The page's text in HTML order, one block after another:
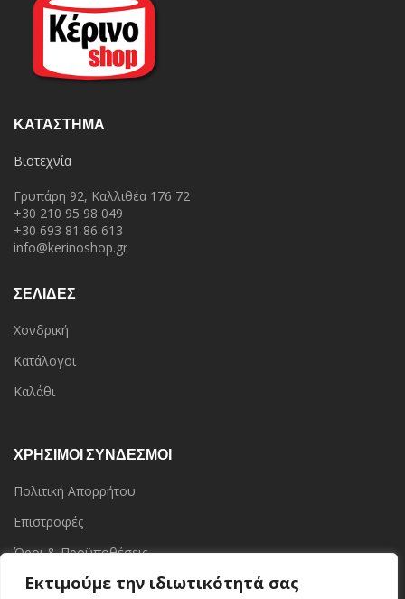
Εκτιμούμε την ιδιωτικότητά σας
ΚΑΤΆΣΤΗΜΑ
Βιοτεχνία
Γρυπάρη 92, Καλλιθέα 176 72
+30 210 95 98 049
+30 693 81 86 613
info@kerinoshop.gr
ΣΕΛΙΔΕΣ
Χονδρική
Κατάλογοι
Καλάθι
ΧΡΗΣΙΜΟΙ ΣΥΝΔΕΣΜΟΙ
Πολιτική Απορρήτου
Επιστροφές
Όροι & Προϋποθέσεις
Επικοινωνία